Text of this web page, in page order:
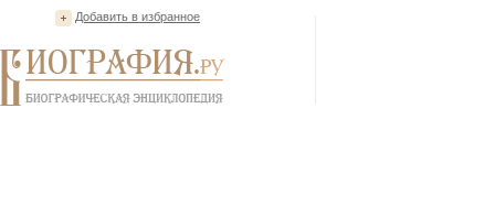
Добавить в избранное